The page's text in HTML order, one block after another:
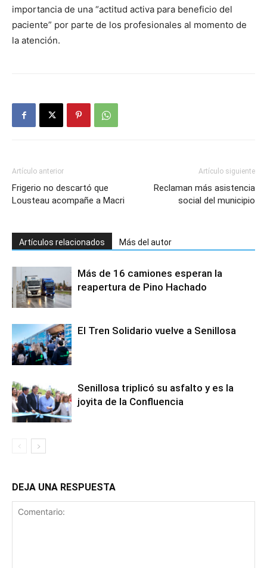
importancia de una “actitud activa para beneficio del
paciente” por parte de los profesionales al momento de
la atención.
Artículo anterior
Frigerio no descartó que
Lousteau acompañe a Macri
Artículo siguiente
Reclaman más asistencia
social del municipio
Artículos relacionados Más del autor
Más de 16 camiones esperan la
reapertura de Pino Hachado
El Tren Solidario vuelve a Senillosa
Senillosa triplicó su asfalto y es la
joyita de la Confluencia
DEJA UNA RESPUESTA